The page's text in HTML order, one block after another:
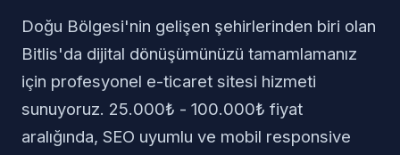
Doğu Bölgesi'nin gelişen şehirlerinden biri olan
Bitlis'da dijital dönüşümünüzü tamamlamanız
için profesyonel e-ticaret sitesi hizmeti
sunuyoruz. 25.000₺ - 100.000₺ fiyat
aralığında, SEO uyumlu ve mobil responsive